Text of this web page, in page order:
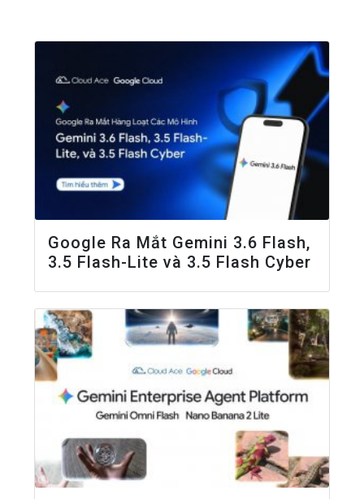
Google Ra Mắt Gemini 3.6 Flash,
3.5 Flash-Lite và 3.5 Flash Cyber